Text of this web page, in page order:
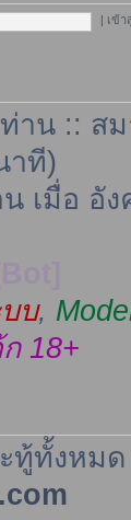
เข้
ท่าน :: ส
าที)
เมื่อ อัง
บ,
18+
ทู้ทั้งหม